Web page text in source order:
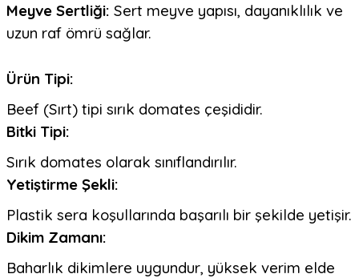
Meyve Sertliği: Sert meyve yapısı, dayanıklılık ve
uzun raf ömrü sağlar.
Ürün Tipi:
Beef (Sırt) tipi sırık domates çeşididir.
Bitki Tipi:
Sırık domates olarak sınıflandırılır.
Yetiştirme Şekli:
Plastik sera koşullarında başarılı bir şekilde yetişir.
Dikim Zamanı:
Baharlık dikimlere uygundur, yüksek verim elde